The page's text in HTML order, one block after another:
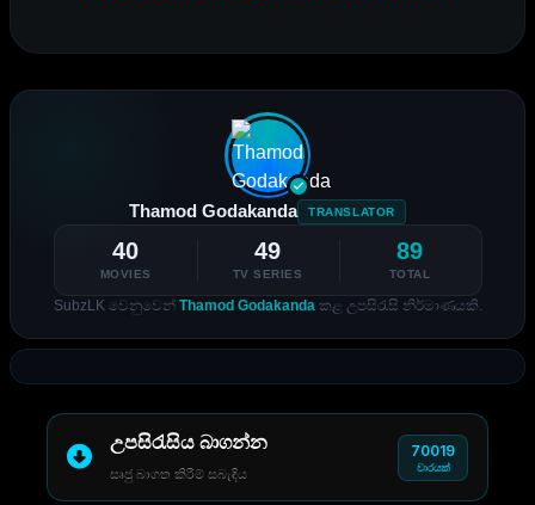
Thamod Godakanda TRANSLATOR
40
MOVIES
49
TV SERIES
89
TOTAL
SubzLK වෙනුවෙන් Thamod Godakanda කළ උපසිරැසි නිර්මාණයකි.
උපසිරැසිය බාගන්න
සෘජු බාගත කිරීම් සබැඳිය
70019
වාරයක්